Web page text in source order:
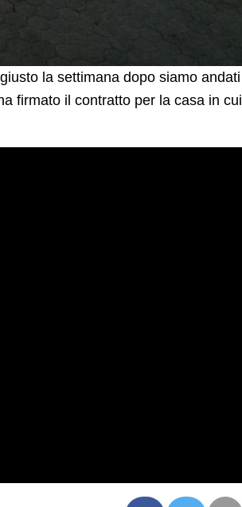
la settimana dopo siamo andati
firmato il contratto per la casa in cui